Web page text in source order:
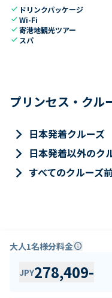
check ドリンクパッケージ
checkWi-Fi
check寄港地観光ツアー
check スパ
プリンセス・クル
keyboard_arrow_right 日本発着クルーズ
keyboard_arrow_right 日本発着以外のク
keyboard_arrow_right すべてのクルーズ
大人1名様分料金info
JPY278,409-